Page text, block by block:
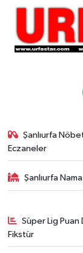
Şanlıurfa
Eczaneler
Şanlıurfa
Süper Lig Puan
Fikstür